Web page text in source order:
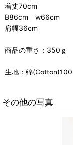
着丈70cm
B86cm w66cm
肩幅36cm
商品の重さ：350ｇ
生地：綿(Cotton)100
その他の写真